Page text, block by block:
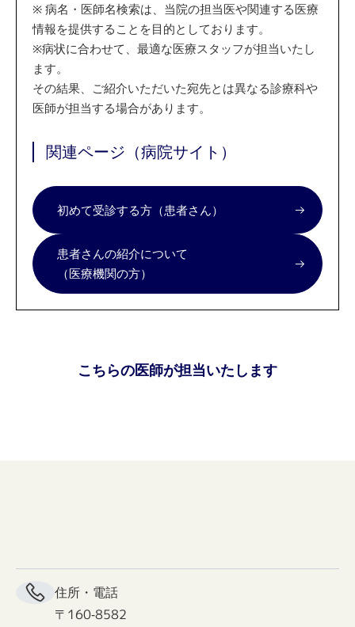
※ 病名・医師名検索は、当院の担当医や関連する医療
情報を提供することを目的としております。
※病状に合わせて、最適な医療スタッフが担当いたし
ます。
その結果、ご紹介いただいた宛先とは異なる診療科や
医師が担当する場合があります。
関連ページ（病院サイト）
初めて受診する方（患者さん）
患者さんの紹介について
（医療機関の方）
こちらの医師が担当いたします
住所・電話
〒160-8582